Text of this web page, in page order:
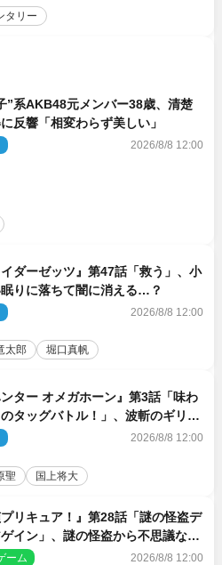
タリー
”系AKB48元メンバー38歳、清楚
反響「相変わらず美しい」
2026/8/8 12:00
ダーゼッツ』第47話「救う」、小
りに落ちて闇に消える…？
2026/8/8 12:00
太郎 堀口真帆
ンター オメガホーン』第3話「味わ
タッグバトル！」、波斬のギリコ
バトルを挑んできた！2026/8/8 12:00
聖 国上将大
リキュア！』第28話「謎の怪盗デ
イン」、謎の怪盗から不思議な予
ーム 2026/8/8 12:00